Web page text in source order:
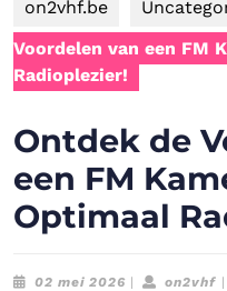
on2vhf.be
Voordelen van een FM
Radioplezier!
Ontdek de
een FM
Optimaal
02 mei 2026 02
on2vhf